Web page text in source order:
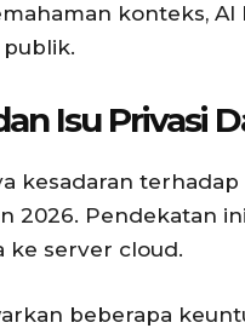
konteks,
Isu Privasi
kesadaran
2026. Pendekatan
ke server cloud.
beberapa